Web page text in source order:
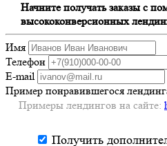
Начните получать заказы с
высококонверсионных
Имя
Телефон
E-mail
Пример понравившегося
Примеры лендингов на сайте:
Получить